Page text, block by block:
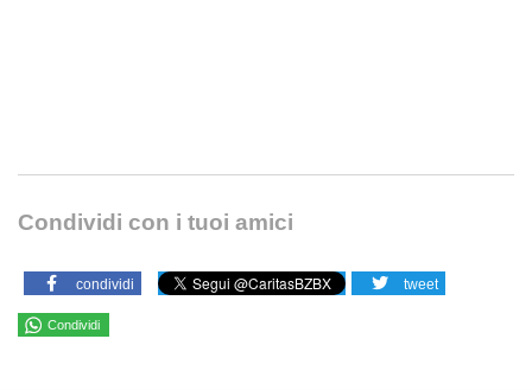
Condividi con i tuoi amici
condividi tweet
Condividi